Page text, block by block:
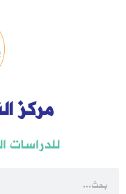
مركز
للدراسات